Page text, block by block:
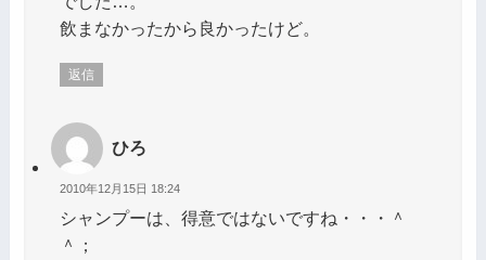
飲まなかったから良かったけど。
返信
ひろ
2010年12月15日 18:24
シャンプーは、得意ではないですね・・・＾
＾；